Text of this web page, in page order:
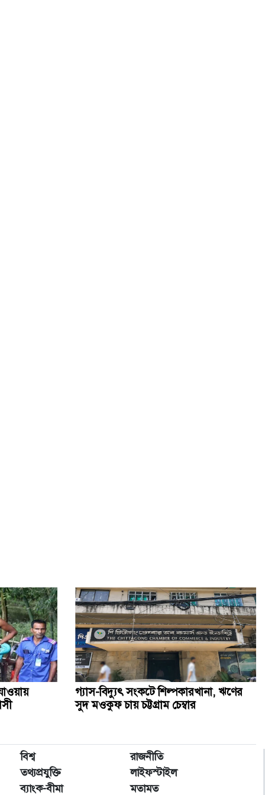
গ্যাস-বিদ্যুৎ সংকটে শিল্পকারখানা, ঋণের
সুদ মওকুফ চায় চট্টগ্রাম চেম্বার
বিশ্ব
রাজনীতি
তথ্যপ্রযুক্তি
লাইফস্টাইল
ব্যাংক-বীমা মতামত